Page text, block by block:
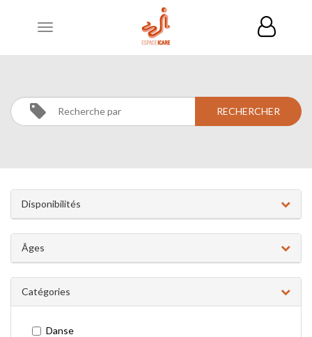
Toggle
MUSIQUE
Activités
Disponibilités
Âges
Catégories
Danse